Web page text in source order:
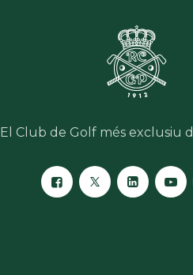
El Club de Golf més exclusiu